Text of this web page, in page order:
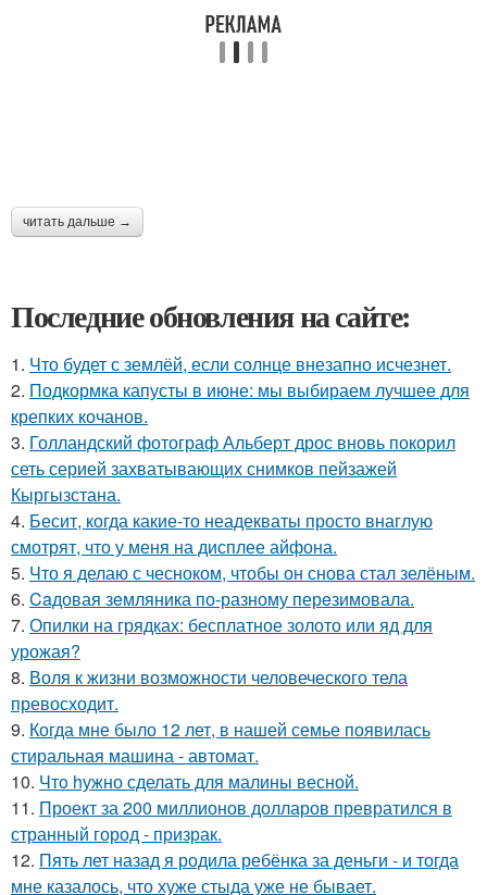
читать дальше →
Последние обновления на сайте:
1. Что будет с землёй, если солнце внезапно исчезнет.
2. Подкормка капусты в июне: мы выбираем лучшее для
крепких кочанов.
3. Голландский фотограф Альберт дрос вновь покорил
сеть серией захватывающих снимков пейзажей
Кыргызстана.
4. Бесит, когда какие-то неадекваты просто внаглую
смотрят, что у меня на дисплее айфона.
5. Что я делаю с чесноком, чтобы он снова стал зелёным.
6. Caдовая зeмляника по-разному перeзимовала.
7. Опилки на грядках: бесплатное золото или яд для
урожая?
8. Воля к жизни возможности человеческого тела
превосходит.
9. Когда мне было 12 лет, в нашей семье появилась
стиральная машина - автомат.
10. Чтo hужно сделать для малины весной.
11. Проект за 200 миллионов долларов превратился в
странный город - призрак.
12. Пять лет назад я родила ребёнка за деньги - и тогда
мне казалось, что хуже стыда уже не бывает.